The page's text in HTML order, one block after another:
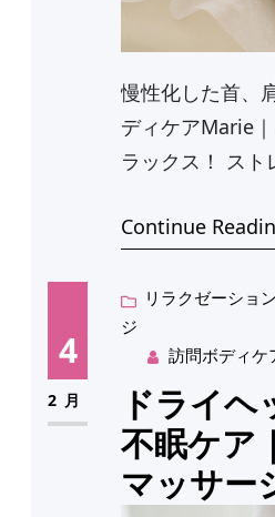
慢性化した首、
ディケアMarie
ラックス！ スト
Continue
4
2月
リラクゼーショ
ジ
訪問ボディケ
ドライ
不眠ケア
マッサー